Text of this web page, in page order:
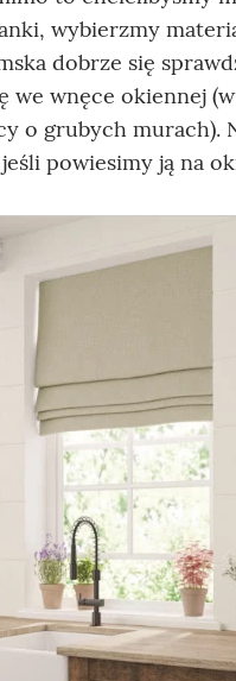
wybierzmy
dobrze się
we wnęce okiennej
o grubych murach).
powiesimy ją na